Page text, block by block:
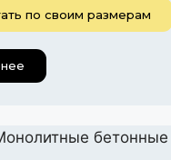
по своим размерам